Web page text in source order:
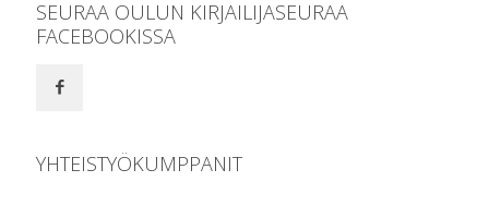
SEURAA OULUN KIRJAILIJASEURAA
FACEBOOKISSA
YHTEISTYÖKUMPPANIT